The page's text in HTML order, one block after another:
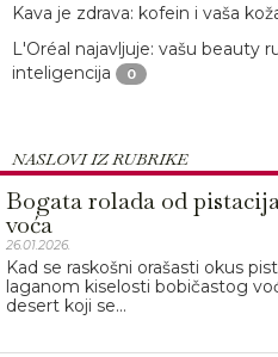
Kava je zdrava: kofein i vaša
L'Oréal najavljuje: vašu beauty
inteligencija
0
NASLOVI IZ RUBRIKE
Bogata rolada od
voća
26.01.2026.
Kad se raskošni orašasti okus
laganom kiselosti bobičastog
desert koji se...